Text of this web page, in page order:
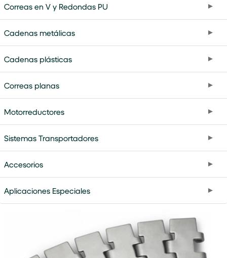
Correas en V y Redondas PU
Cadenas metálicas
Cadenas plásticas
Correas planas
Motorreductores
Sistemas Transportadores
Accesorios
Aplicaciones Especiales